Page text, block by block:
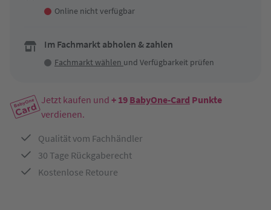
Online nicht verfügbar
Im Fachmarkt abholen & zahlen
Fachmarkt wählen und Verfügbarkeit prüfen
Jetzt kaufen und + 19 BabyOne-Card Punkte
verdienen.
Qualität vom Fachhändler
30 Tage Rückgaberecht
Kostenlose Retoure